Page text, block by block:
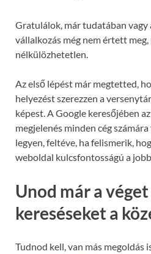
Gratulálok, már tudatában vagy
vállalkozás még nem értett meg,
nélkülözhetetlen.
Az első lépést már megtetted,
helyezést szerezzen a
képest. A Google keresőjében
megjelenés minden cég
legyen, feltéve, ha felismerik,
weboldal kulcsfontosságú a
Unod már a
kereséseket a
Tudnod kell, van más megoldás